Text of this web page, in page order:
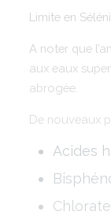
Limite en
A noter que
aux eaux
abrogée.
De nouveaux
Acides